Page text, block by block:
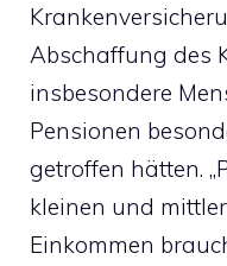
Abschaffung des
insbesondere
Pensionen
getroffen hätten.
kleinen und
Einkommen